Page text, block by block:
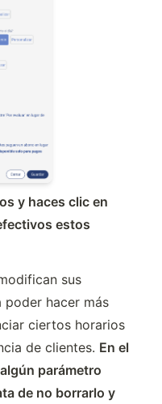
y haces clic en
estos
sus
poder hacer más
ciertos horarios
de clientes. En el
parámetro
de no borrarlo y